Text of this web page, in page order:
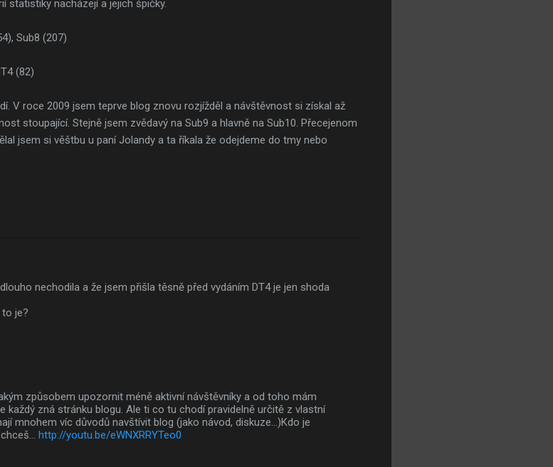
statistiky nacházejí a jejich špičky.
Sub8 (207)
(82)
V roce 2009 jsem teprve blog znovu rozjížděl a návštěvnost si získal až
stoupající. Stejně jsem zvědavý na Sub9 a hlavně na Sub10. Přecejenom
jsem si věštbu u paní Jolandy a ta říkala že odejdeme do tmy nebo
nechodila a že jsem přišla těsně před vydáním DT4 je jen shoda
to je?
způsobem upozornit méně aktivní návštěvníky a od toho mám
každý zná stránku blogu. Ale ti co tu chodí pravidelně určitě z vlastní
mnohem víc důvodů navštívit blog (jako návod, diskuze...)Kdo je
http://youtu.be/eWNXRRYTeo0